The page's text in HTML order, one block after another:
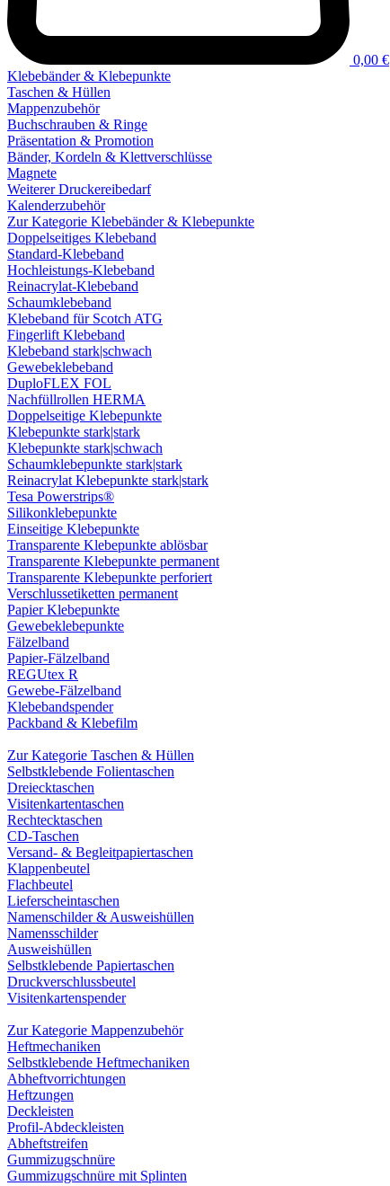
0,00 €
Klebebänder & Klebepunkte
Taschen & Hüllen
Mappenzubehör
Buchschrauben & Ringe
Präsentation & Promotion
Bänder, Kordeln & Klettverschlüsse
Magnete
Weiterer Druckereibedarf
Kalenderzubehör
Zur Kategorie Klebebänder & Klebepunkte
Doppelseitiges Klebeband
Standard-Klebeband
Hochleistungs-Klebeband
Reinacrylat-Klebeband
Schaumklebeband
Klebeband für Scotch ATG
Fingerlift Klebeband
Klebeband stark|schwach
Gewebeklebeband
DuploFLEX FOL
Nachfüllrollen HERMA
Doppelseitige Klebepunkte
Klebepunkte stark|stark
Klebepunkte stark|schwach
Schaumklebepunkte stark|stark
Reinacrylat Klebepunkte stark|stark
Tesa Powerstrips®
Silikonklebepunkte
Einseitige Klebepunkte
Transparente Klebepunkte ablösbar
Transparente Klebepunkte permanent
Transparente Klebepunkte perforiert
Verschlussetiketten permanent
Papier Klebepunkte
Gewebeklebepunkte
Fälzelband
Papier-Fälzelband
REGUtex R
Gewebe-Fälzelband
Klebebandspender
Packband & Klebefilm
Zur Kategorie Taschen & Hüllen
Selbstklebende Folientaschen
Dreiecktaschen
Visitenkartentaschen
Rechtecktaschen
CD-Taschen
Versand- & Begleitpapiertaschen
Klappenbeutel
Flachbeutel
Lieferscheintaschen
Namenschilder & Ausweishüllen
Namensschilder
Ausweishüllen
Selbstklebende Papiertaschen
Druckverschlussbeutel
Visitenkartenspender
Zur Kategorie Mappenzubehör
Heftmechaniken
Selbstklebende Heftmechaniken
Abheftvorrichtungen
Heftzungen
Deckleisten
Profil-Abdeckleisten
Abheftstreifen
Gummizugschnüre
Gummizugschnüre mit Splinten